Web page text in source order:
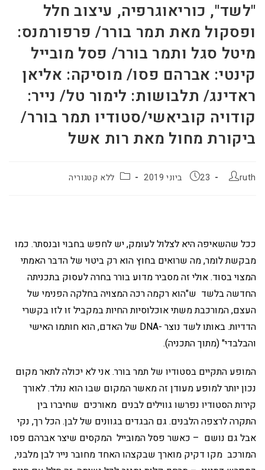
"לשד", כוריאוגרפיה, עיצוב חלל
ופסקול מאת תמר בורר/ פרפורמנס:
מיטל סגל ותמר בורר/ פסל מובייל
קינטי: אברהם פסו/ מוסיקה: אליאן
ראדינג/ תלבושות: לימור טל/ נייר:
קודויה קוביאשי/סטודיו תמר בורר/
ביקורת מחול מאת רות אשל
ruth 23 ביוני 2019 ללא קטגוריה
ככל שהשאיפה היא לצלול לעומק, יש לחפש בחבוי ובנסתר. כמו
מבקשת לומר, מה שרואים בחוץ הוא רק ביטוי של הדבר האמתי
המצוי בסוד. אולי זה מסביר מדוע בורר בחרה לעסוק בתכניתה
החדשה בלשד ש"הוא רקמה רכה המצויה בחלקה הפנימי של
העצם, המורכבת משתי אוכלוסיות החיות במקביל זו לזו בקשרי
הדדיות. באותו לשד נוצר -DNA של האדם, הוא חותמו האישי
והבלבדי" (מתוך התכניה).
המופע התקיים בסטודיו של תמר בורר. אני לא יכולה לתאר מקום
נכון יותר למופע מעודן זה מאשר המקום שבו הוא נולד. לאורך
קירות הסטודיו נפרשו גווילים לבנים מאורכים שחיברו בין
התקרה לרצפה הלבנים. גם הבגדים בגוונים של לבן. הכל רך, נקי
אבל גם נושם – כאשר פסל המובייל המקסים שיצר אברהם פסו
המורכב מקו דקיק מוארך שבקצהו האחד מחובר נייר לבן מלבני,